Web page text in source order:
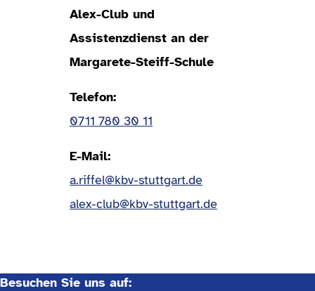
Alex-Club und
Assistenzdienst an der
Margarete-Steiff-Schule
Telefon
0711 780 30 11
E-Mail
a.riffel@kbv-stuttgart.de
alex-club@kbv-stuttgart.de
Besuchen Sie uns auf: